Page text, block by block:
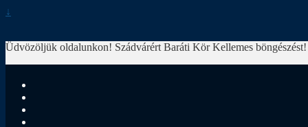
↓
Üdvözöljük oldalunkon! Szádvárért Baráti Kör Kellemes